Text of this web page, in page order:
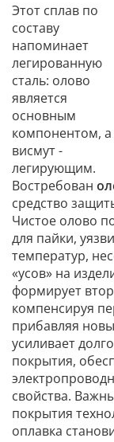
Этот сплав по
составу
напоминает
легированную
сталь: олово
является
основным
компонентом, а
висмут -
легирующим.
Востребован
средство
Чистое олово
для пайки,
температур,
«усов» на
формирует
компенсируя
прибавляя
усиливает
покрытия,
свойства.
покрытия
оплавка